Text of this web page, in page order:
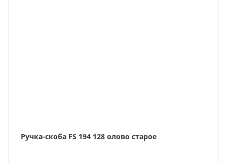
Ручка-скоба FS 194 128 олово старое